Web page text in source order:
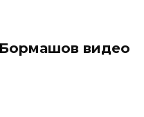
видео